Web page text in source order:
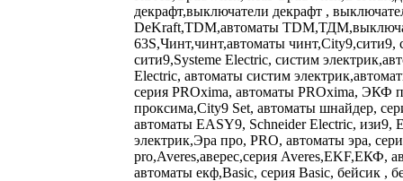
декрафт,выключатели декрафт ,
DeKraft,TDM,автоматы
63S,Чинт,чинт,автоматы чинт,City9,сити9,
сити9,Systeme Electric, систим
Electric, автоматы систим
серия PROxima, автоматы PROxima, ЭКФ
проксима,City9 Set, автоматы шнайдер,
автоматы EASY9, Schneider Electric, изи9,
электрик,Эра про, PRO, автоматы эра,
pro,Averes,аверес,серия Averes,EKF,ЕКФ,
автоматы екф,Basic, серия Basic, бейсик ,